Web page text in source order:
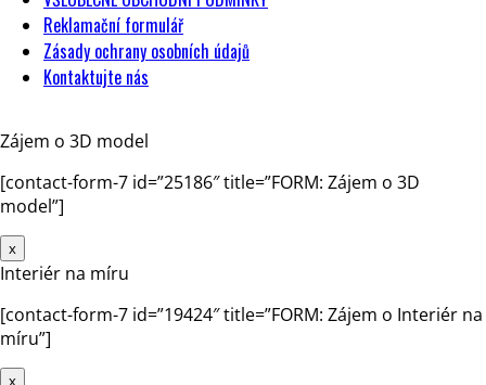
Reklamační formulář
Zásady ochrany osobních údajů
Kontaktujte nás
Zájem o 3D model
[contact-form-7 id=”25186″ title=”FORM: Zájem o 3D
model”]
x
Interiér na míru
[contact-form-7 id=”19424″ title=”FORM: Zájem o Interiér na
míru”]
x